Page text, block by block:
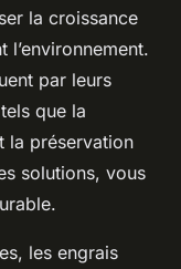
la croissance
l’environnement.
par leurs
que la
la préservation
solutions, vous
les engrais